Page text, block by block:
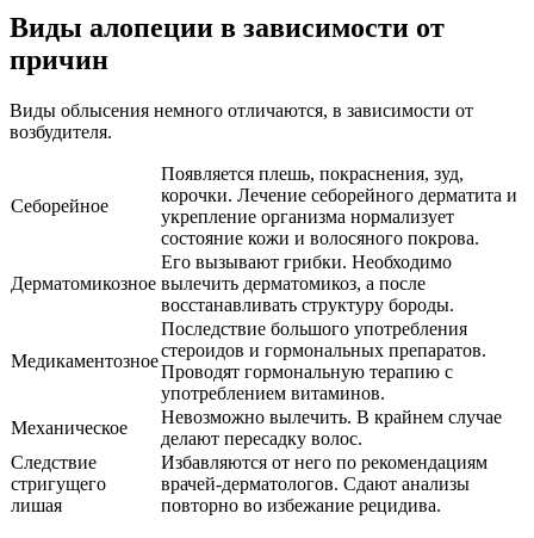
Виды алопеции в зависимости от
причин
Виды облысения немного отличаются, в зависимости от
возбудителя.
Себорейное
Появляется плешь, покраснения, зуд,
корочки. Лечение себорейного дерматита и
укрепление организма нормализует
состояние кожи и волосяного покрова.
Дерматомикозное
Его вызывают грибки. Необходимо
вылечить дерматомикоз, а после
восстанавливать структуру бороды.
Медикаментозное
Последствие большого употребления
стероидов и гормональных препаратов.
Проводят гормональную терапию с
употреблением витаминов.
Механическое
Невозможно вылечить. В крайнем случае
делают пересадку волос.
Следствие
стригущего
лишая
Избавляются от него по рекомендациям
врачей-дерматологов. Сдают анализы
повторно во избежание рецидива.